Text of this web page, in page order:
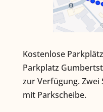
Kostenlose
Parkplatz
zur Verfügung.
mit Parkscheibe.